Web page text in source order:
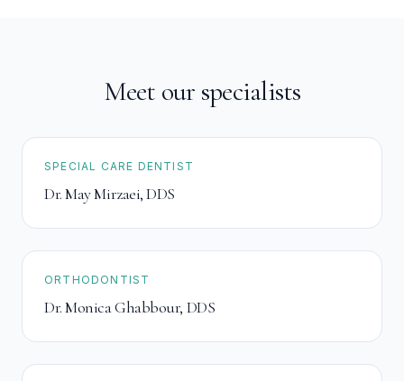
Meet our specialists
SPECIAL CARE DENTIST
Dr. May Mirzaei,DDS
ORTHODONTIST
Dr. Monica Ghabbour, DDS